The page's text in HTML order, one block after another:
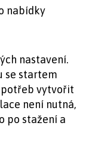
nabídky
nastavení.
se startem
potřeb vytvořit
není nutná,
po stažení a